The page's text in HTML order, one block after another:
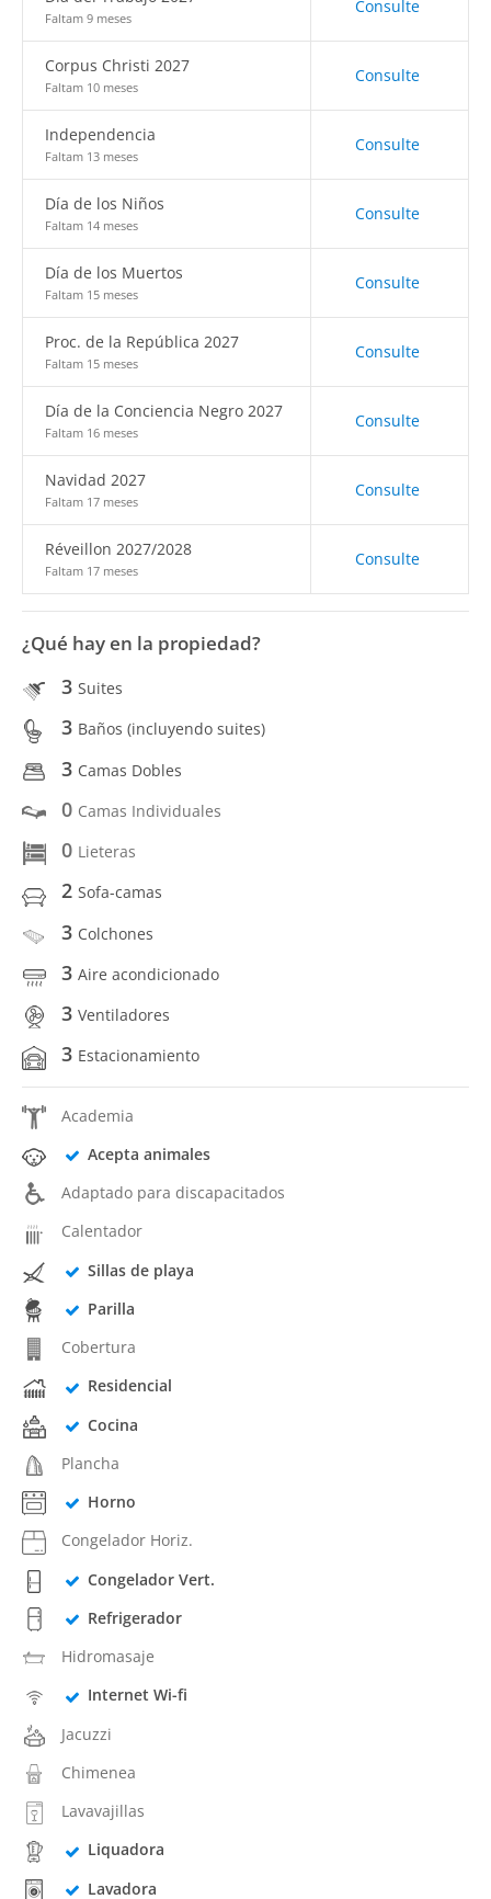
Faltam 9 meses
Consulte
Corpus Christi 2027
Faltam 10 meses
Consulte
Independencia
Faltam 13 meses
Consulte
Día de los Niños
Faltam 14 meses
Consulte
Día de los Muertos
Faltam 15 meses
Consulte
Proc. de la República 2027
Faltam 15 meses
Consulte
Día de la Conciencia Negro 2027
Faltam 16 meses
Consulte
Navidad 2027
Faltam 17 meses
Consulte
Réveillon 2027/2028
Faltam 17 meses
Consulte
¿Qué hay en la propiedad?
3 Suites
3 Baños (incluyendo suites)
3 Camas Dobles
0 Camas Individuales
0 Lieteras
2 Sofa-camas
3 Colchones
3 Aire acondicionado
3 Ventiladores
3 Estacionamiento
Academia
Acepta animales
Adaptado para discapacitados
Calentador
Sillas de playa
Parilla
Cobertura
Residencial
Cocina
Plancha
Horno
Congelador Horiz.
Congelador Vert.
Refrigerador
Hidromasaje
Internet Wi-fi
Jacuzzi
Chimenea
Lavavajillas
Liquadora
Lavadora